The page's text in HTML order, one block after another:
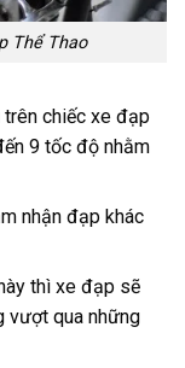
Thể Thao
chiếc xe đạp
9 tốc độ nhằm
nhận đạp khác
thì xe đạp sẽ
vượt qua những